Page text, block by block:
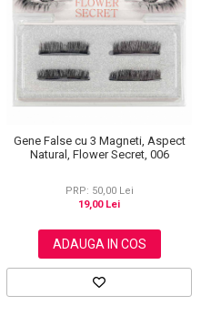
Gene False cu 3 Magneti, Aspect
Natural, Flower Secret, 006
PRP: 50,00 Lei
19,00 Lei
ADAUGA IN COS